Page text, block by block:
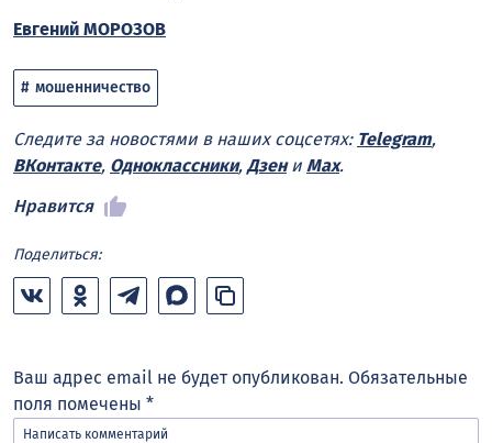
Евгений МОРОЗОВ
мошенничество
Следите за новостями в наших соцсетях: Telegram,
ВКонтакте, Одноклассники, Дзени Max.
Нравится
Поделиться:
Ваш адрес email не будет опубликован. Обязательные
поля помечены *